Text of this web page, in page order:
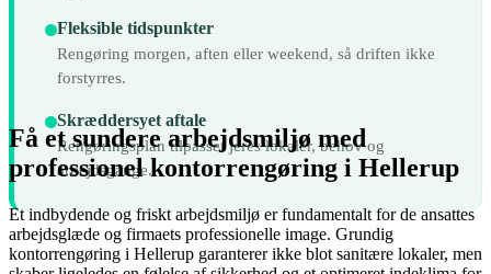
Fleksible tidspunkter
Rengøring morgen, aften eller weekend, så driften ikke
forstyrres.
Skræddersyet aftale
Rengøringsplan tilpasset jeres lokaler, behov og
arbejdsgange.
Få et sundere arbejdsmiljø med
professionel kontorrengøring i Hellerup
Et indbydende og friskt arbejdsmiljø er fundamentalt for de ansattes
arbejdsglæde og firmaets professionelle image. Grundig
kontorrengøring i Hellerup garanterer ikke blot sanitære lokaler, men